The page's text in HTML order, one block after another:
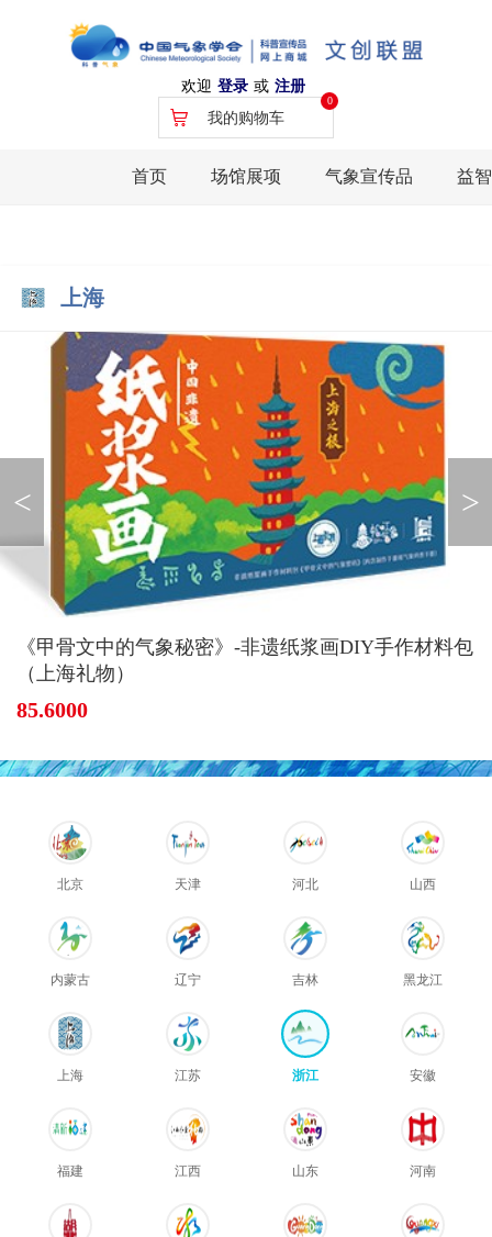
欢迎 登录 或 注册
我的购物车
0
首页 场馆展项 气象宣传品 益
<
上海
《甲骨文中的气象秘密》-非遗纸浆画DIY手作材料包
（上海礼物）
85.6000
>
北京 天津 河北 山西
内蒙古 辽宁 吉林 黑龙江
上海 江苏 浙江 安徽
福建 江西 山东 河南